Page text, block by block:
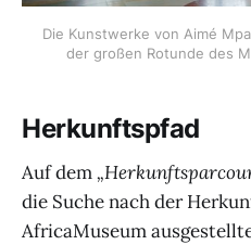
Die Kunstwerke von Aimé
der großen Rotunde des
Herkunftspfad
Auf dem
die Suche nach der
AfricaMuseum